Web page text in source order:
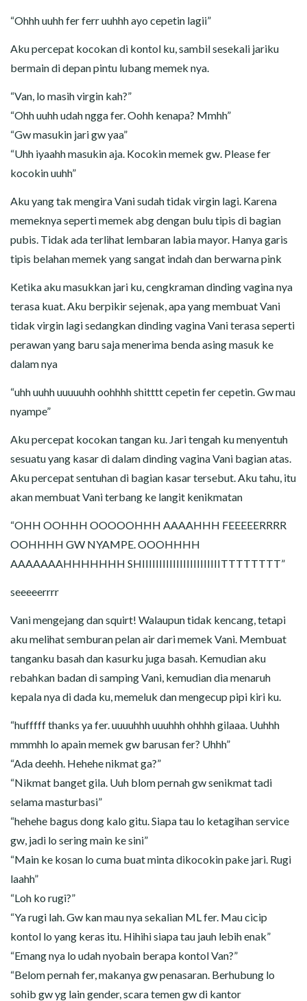
“Ohhh uuhh fer ferr uuhhh ayo cepetin lagii”
Aku percepat kocokan di kontol ku, sambil sesekali jariku
bermain di depan pintu lubang memek nya.
“Van, lo masih virgin kah?”
“Ohh uuhh udah ngga fer. Oohh kenapa? Mmhh”
“Gw masukin jari gw yaa”
“Uhh iyaahh masukin aja. Kocokin memek gw. Please fer
kocokin uuhh”
Aku yang tak mengira Vani sudah tidak virgin lagi. Karena
memeknya seperti memek abg dengan bulu tipis di bagian
pubis. Tidak ada terlihat lembaran labia mayor. Hanya garis
tipis belahan memek yang sangat indah dan berwarna pink
Ketika aku masukkan jari ku, cengkraman dinding vagina nya
terasa kuat. Aku berpikir sejenak, apa yang membuat Vani
tidak virgin lagi sedangkan dinding vagina Vani terasa seperti
perawan yang baru saja menerima benda asing masuk ke
dalam nya
“uhh uuhh uuuuuhh oohhhh shitttt cepetin fer cepetin. Gw mau
nyampe”
Aku percepat kocokan tangan ku. Jari tengah ku menyentuh
sesuatu yang kasar di dalam dinding vagina Vani bagian atas.
Aku percepat sentuhan di bagian kasar tersebut. Aku tahu, itu
akan membuat Vani terbang ke langit kenikmatan
“OHH OOHHH OOOOOHHH AAAAHHH FEEEEERRRR
OOHHHH GW NYAMPE. OOOHHHH
AAAAAAAHHHHHHH SHIIIIIIIIIIIIIIIIIIIIIIITTTTTTTT”
seeeeerrrr
Vani mengejang dan squirt! Walaupun tidak kencang, tetapi
aku melihat semburan pelan air dari memek Vani. Membuat
tanganku basah dan kasurku juga basah. Kemudian aku
rebahkan badan di samping Vani, kemudian dia menaruh
kepala nya di dada ku, memeluk dan mengecup pipi kiri ku.
“hufffff thanks ya fer. uuuuhhh uuuhhh ohhhh gilaaa. Uuhhh
mmmhh lo apain memek gw barusan fer? Uhhh”
“Ada deehh. Hehehe nikmat ga?”
“Nikmat banget gila. Uuh blom pernah gw senikmat tadi
selama masturbasi”
“hehehe bagus dong kalo gitu. Siapa tau lo ketagihan service
gw, jadi lo sering main ke sini”
“Main ke kosan lo cuma buat minta dikocokin pake jari. Rugi
laahh”
“Loh ko rugi?”
“Ya rugi lah. Gw kan mau nya sekalian ML fer. Mau cicip
kontol lo yang keras itu. Hihihi siapa tau jauh lebih enak”
“Emang nya lo udah nyobain berapa kontol Van?”
“Belom pernah fer, makanya gw penasaran. Berhubung lo
sohib gw yg lain gender, scara temen gw di kantor